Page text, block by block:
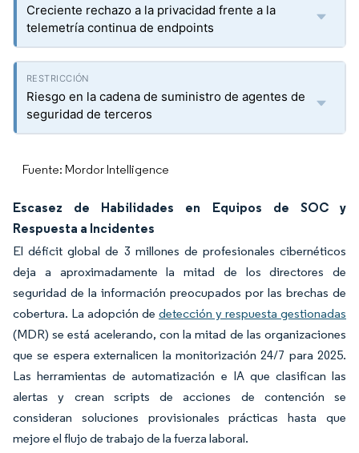
Creciente rechazo a la privacidad frente a la
telemetría continua de endpoints
Riesgo en la cadena de suministro de agentes de
seguridad de terceros
Fuente: Mordor Intelligence
Escasez de Habilidades en Equipos de SOC y
Respuesta a Incidentes
El déficit global de 3 millones de profesionales cibernéticos
deja a aproximadamente la mitad de los directores de
seguridad de la información preocupados por las brechas de
cobertura. La adopción de detección y respuesta gestionadas
(MDR) se está acelerando, con la mitad de las organizaciones
que se espera externalicen la monitorización 24/7 para 2025.
Las herramientas de automatización e IA que clasifican las
alertas y crean scripts de acciones de contención se
consideran soluciones provisionales prácticas hasta que
mejore el flujo de trabajo de la fuerza laboral.